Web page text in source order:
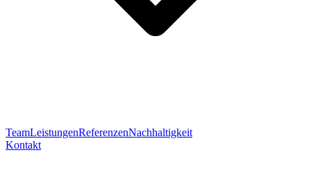
TeamLeistungenReferenzenNachhaltigkeit
Kontakt